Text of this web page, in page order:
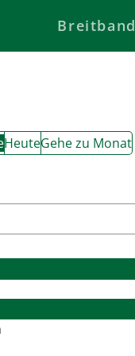
Breitband
HeuteGehe zu Monat